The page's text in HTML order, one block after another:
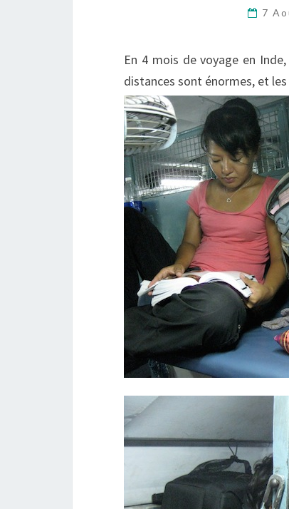
7
En 4 mois de voyage en
distances sont énormes, et